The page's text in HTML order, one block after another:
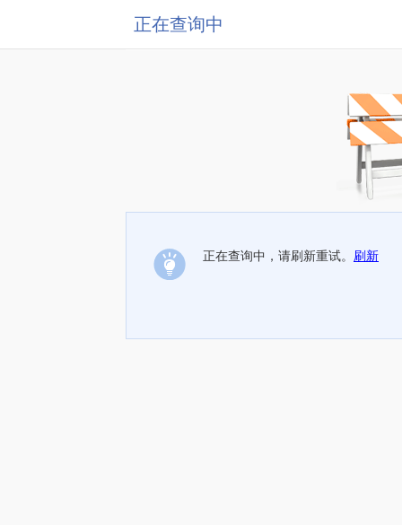
正在查询中
正在查询中，请刷新重试。 刷新